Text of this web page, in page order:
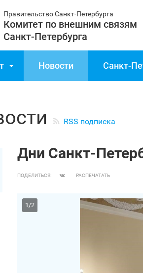
Правительство Санкт‑Петербурга
Комитет по внешним связям
Санкт‑Петербурга
Новости
RSS подписка
Дни
ПОДЕЛИТЬСЯ: РАСПЕЧАТАТЬ
1/2